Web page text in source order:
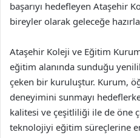
başarıyı hedefleyen Ataşehir
bireyler olarak geleceğe
Ataşehir Koleji ve Eğitim
eğitim alanında sunduğu
çeken bir kuruluştur. Kurum,
deneyimini sunmayı
kalitesi ve çeşitliliği ile de öne
teknolojiyi eğitim süreçlerine